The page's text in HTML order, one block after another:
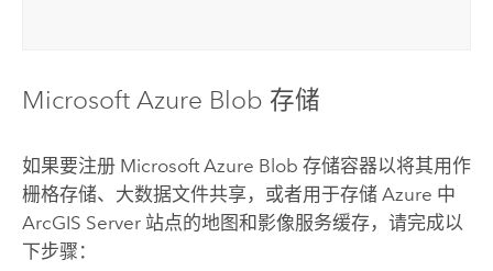
Microsoft Azure Blob 存储
如果要注册 Microsoft Azure Blob 存储容器以将其用作
栅格存储、大数据文件共享，或者用于存储 Azure 中
ArcGIS Server站点的地图和影像服务缓存，请完成以
下步骤：